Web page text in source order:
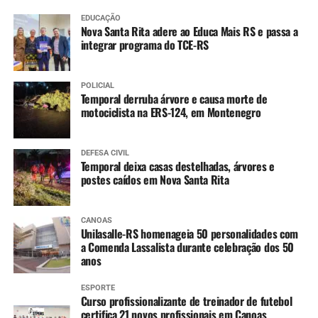
EDUCAÇÃO
Nova Santa Rita adere ao Educa Mais RS e passa a
integrar programa do TCE-RS
POLICIAL
Temporal derruba árvore e causa morte de
motociclista na ERS-124, em Montenegro
DEFESA CIVIL
Temporal deixa casas destelhadas, árvores e
postes caídos em Nova Santa Rita
CANOAS
Unilasalle-RS homenageia 50 personalidades com
a Comenda Lassalista durante celebração dos 50
anos
ESPORTE
Curso profissionalizante de treinador de futebol
certifica 21 novos profissionais em Canoas